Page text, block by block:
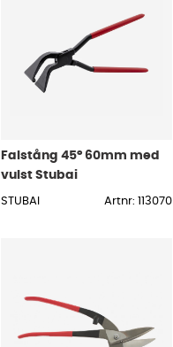
Falstång 45° 60mm med
vulst Stubai
STUBAI Artnr: 113070